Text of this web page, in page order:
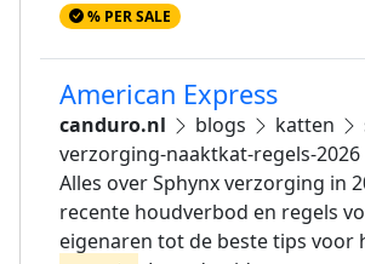
% PER SALE
American Express
canduro.nl blogs katten
verzorging-naaktkat-regels-2026
Alles over Sphynx verzorging in
recente houdverbod en regels
eigenaren tot de beste tips voor